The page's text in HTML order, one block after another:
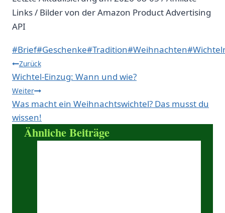
Links / Bilder von der Amazon Product Advertising
API
Schlagworte:
#Brief#Geschenke#Tradition#Weihnachten#
Beitragsnavigation
Zurück
Wichtel-Einzug: Wann und wie?
Weiter
Was macht ein Weihnachtswichtel? Das musst du
wissen!
Ähnliche Beiträge